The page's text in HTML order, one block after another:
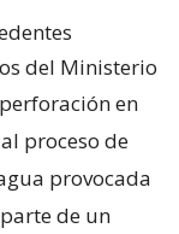
del Ministerio
en
proceso de
provocada
de un